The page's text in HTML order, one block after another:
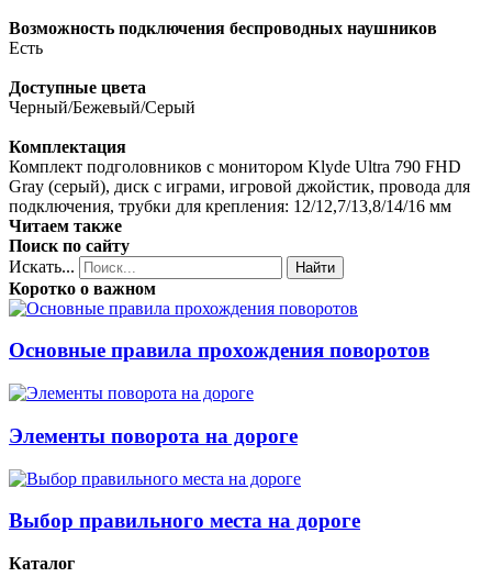
Возможность подключения беспроводных наушников
Есть
Доступные цвета
Черный/Бежевый/Серый
Комплектация
Комплект подголовников с монитором Klyde Ultra 790 FHD
Gray (серый), диск с играми, игровой джойстик, провода для
подключения, трубки для крепления: 12/12,7/13,8/14/16 мм
Читаем также
Поиск по сайту
Искать...
Найти
Коротко о важном
Основные правила прохождения поворотов
Элементы поворота на дороге
Выбор правильного места на дороге
Каталог